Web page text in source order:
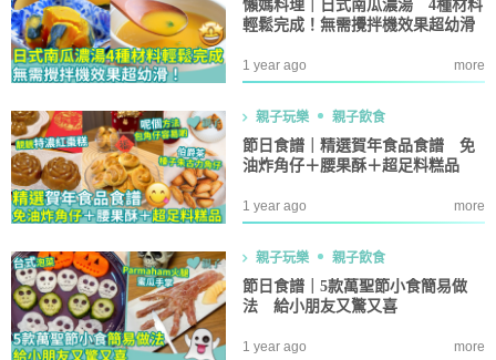
懶媽料理｜日式南瓜濃湯 4種材料
輕鬆完成！無需攪拌機效果超幼滑
1 year ago more
親子玩樂 親子飲食
節日食譜｜精選賀年食品食譜 免
油炸角仔＋腰果酥＋超足料糕品
1 year ago more
親子玩樂 親子飲食
節日食譜｜5款萬聖節小食簡易做
法 給小朋友又驚又喜
1 year ago more